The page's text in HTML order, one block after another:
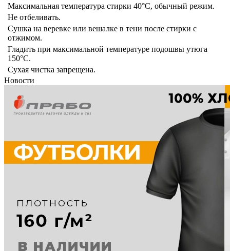
Максимальная температура стирки 40°C, обычный режим.
Не отбеливать.
Сушка на веревке или вешалке в тени после стирки с
отжимом.
Гладить при максимальной температуре подошвы утюга
150°С.
Сухая чистка запрещена.
Новости